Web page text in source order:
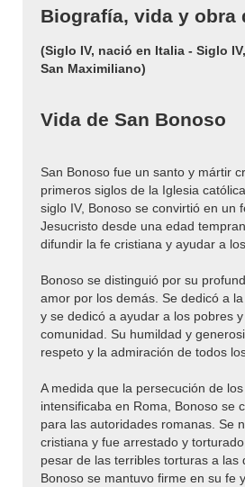
Biografía, vida y obra
(Siglo IV, nació en Italia - Siglo
San Maximiliano)
Vida de San Bonoso
San Bonoso fue un santo y mártir
primeros siglos de la Iglesia
siglo IV, Bonoso se convirtió en un
Jesucristo desde una edad
difundir la fe cristiana y ayudar a
Bonoso se distinguió por su
amor por los demás. Se dedicó a
y se dedicó a ayudar a los pobres
comunidad. Su humildad y
respeto y la admiración de todos
A medida que la persecución de
intensificaba en Roma, Bonoso se
para las autoridades romanas. Se
cristiana y fue arrestado y
pesar de las terribles torturas a las
Bonoso se mantuvo firme en su fe